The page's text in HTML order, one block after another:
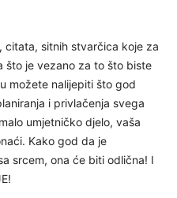
sitnih stvarčica koje za
što je vezano za to što biste
možete nalijepiti što god
i privlačenja svega
umjetničko djelo, vaša
Kako god da je
srcem, ona će biti odlična! I